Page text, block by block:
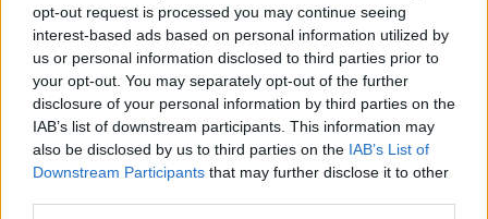
opt-out request is processed you may continue seeing
interest-based ads based on personal information utilized by
us or personal information disclosed to third parties prior to
your opt-out. You may separately opt-out of the further
disclosure of your personal information by third parties on the
IAB’s list of downstream participants. This information may
also be disclosed by us to third parties on the IAB’s List of
Downstream Participants that may further disclose it to other